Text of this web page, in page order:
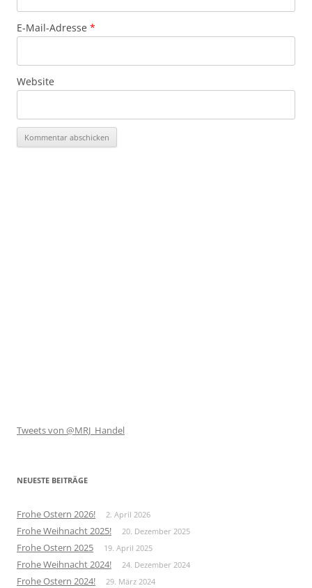
E-Mail-Adresse *
Website
Tweets von @MRJ_Handel
NEUESTE BEITRÄGE
Frohe Ostern 2026! 2. April 2026
Frohe Weihnacht 2025! 20. Dezember 2025
Frohe Ostern 2025 19. April 2025
Frohe Weihnacht 2024! 24. Dezember 2024
Frohe Ostern 2024! 29. März 2024